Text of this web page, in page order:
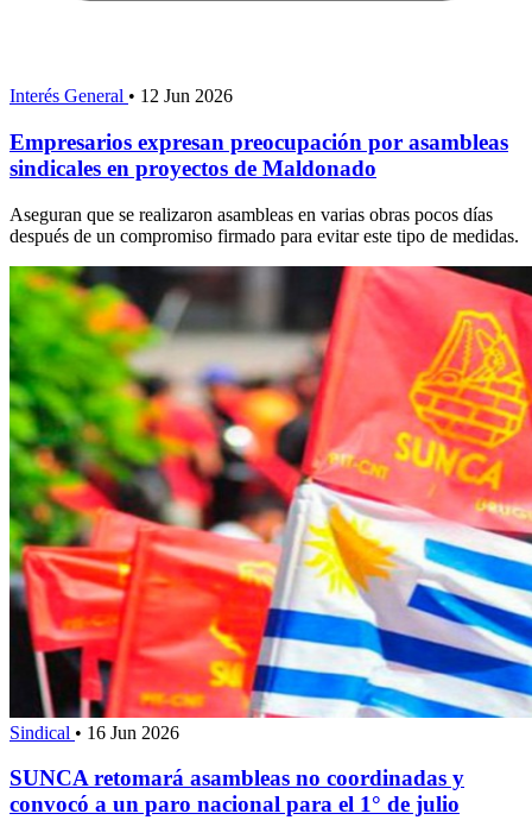
Interés General • 12 Jun 2026
Empresarios expresan preocupación por asambleas
sindicales en proyectos de Maldonado
Aseguran que se realizaron asambleas en varias obras pocos días
después de un compromiso firmado para evitar este tipo de medidas.
Sindical • 16 Jun 2026
SUNCA retomará asambleas no coordinadas y
convocó a un paro nacional para el 1° de julio